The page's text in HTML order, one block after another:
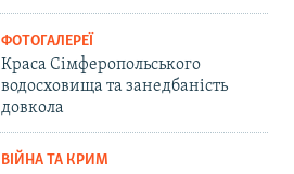
ФОТОГАЛЕРЕЇ
Краса Сімферопольського
водосховища та занедбаність
довкола
ВІЙНА ТА КРИМ